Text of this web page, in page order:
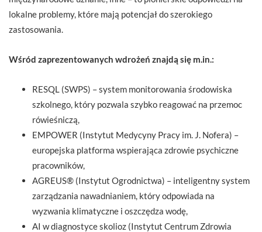
lokalne problemy, które mają potencjał do szerokiego
zastosowania.
Wśród zaprezentowanych wdrożeń znajdą się m.in.:
RESQL (SWPS) – system monitorowania środowiska
szkolnego, który pozwala szybko reagować na przemoc
rówieśniczą,
EMPOWER (Instytut Medycyny Pracy im. J. Nofera) –
europejska platforma wspierająca zdrowie psychiczne
pracowników,
AGREUS® (Instytut Ogrodnictwa) – inteligentny system
zarządzania nawadnianiem, który odpowiada na
wyzwania klimatyczne i oszczędza wodę,
AI w diagnostyce skolioz (Instytut Centrum Zdrowia